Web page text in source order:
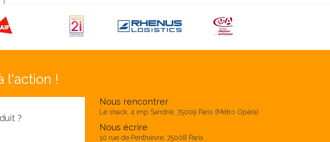
l'action !
?
Nous rencontrer
Le shack, 4 imp Sandrié, 75009 Paris (Métro Opéra)
Nous écrire
10 rue de Penthièvre, 75008 Paris